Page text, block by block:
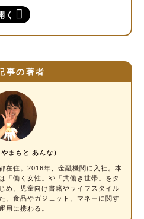
く
は、「発見タブ」に表示
ゴリズムを考慮した、フ
るべきこと
める
を高める
への導線作りをする
の改善をする
ロワーが増えれば、ビジ
事の著者
まもと あんな）
在住。2016年、金融機関に入社。本
「働く女性」や「共働き世帯」をタ
め、児童向け書籍やライフスタイル
、食品やガジェット、マネーに関す
用に携わる。